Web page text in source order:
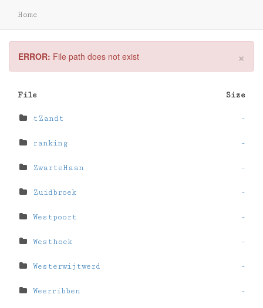
Home
ERROR: File path does not exist ×
File Size
tZandt -
ranking -
ZwarteHaan -
Zuidbroek -
Westpoort -
Westhoek -
Westerwijtwerd -
Weerribben -